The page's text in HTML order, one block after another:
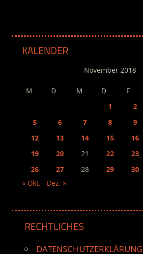
KALENDER
November 2018
M D M D F
1
2
5
6 7 8 9
12
13 14 15 16
19
20 21 22 23
26
27 28 29
30
« Okt.
Dez. »
RECHTLICHES
DATENSCHUTZERKLÄRUNG